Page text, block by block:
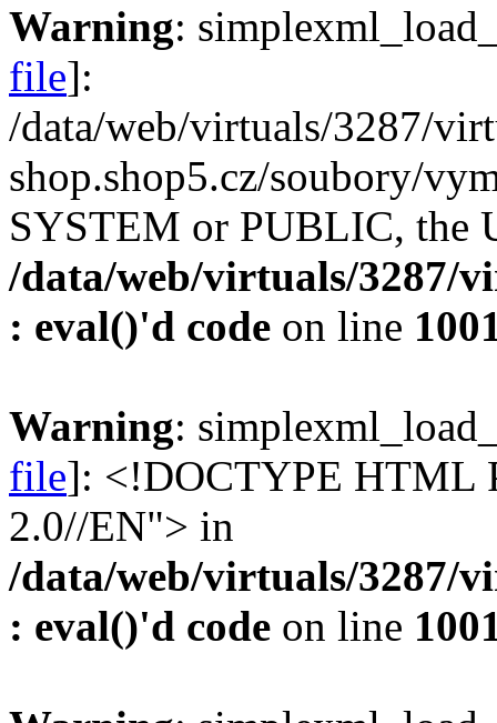
Warning:
file]:
/data/web/virtuals/3287/
shop.shop5.cz/soubory/
SYSTEM or PUBLIC, the
/data/web/virtuals/3287/
: eval()'d code on line
Warning:
file]: <!DOCTYPE
2.0//EN"> in
/data/web/virtuals/3287/
: eval()'d code on line